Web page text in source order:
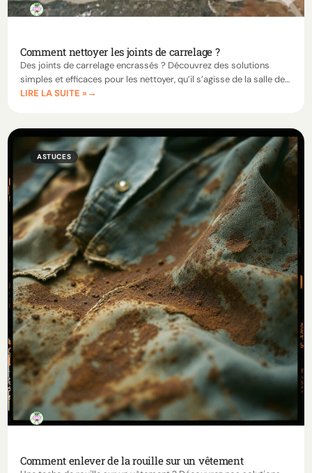
Comment nettoyer les joints de carrelage ?
Des joints de carrelage encrassés ? Découvrez des solutions
simples et efficaces pour les nettoyer, qu’il s’agisse de la salle de
bain, du sol ou même sans frotter.
LIRE LA SUITE »
ASTUCES
Comment enlever de la rouille sur un vêtement